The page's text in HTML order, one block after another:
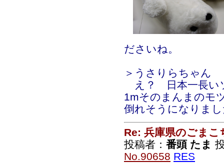
ださいね。
＞うさりらちゃん
え？ 日本一長い
1mそのまんまのモ
倒れそうになりま
Re: 兵庫県のごまこ
投稿者： 番頭 たま
No.90658 RES